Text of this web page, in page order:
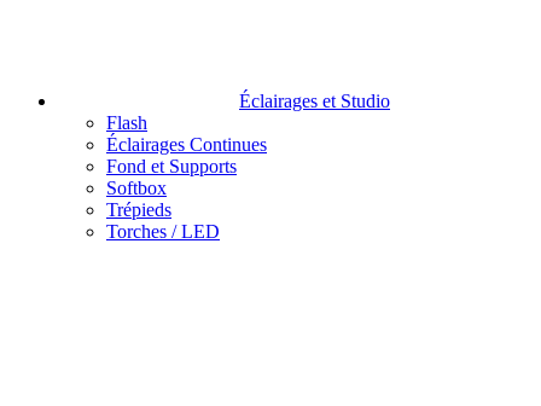
Éclairages et Studio
Flash
Éclairages Continues
Fond et Supports
Softbox
Trépieds
Torches / LED